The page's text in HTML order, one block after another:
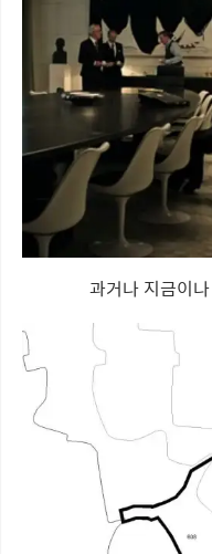
과거나 지금이